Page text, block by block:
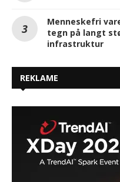
Menneskefri
tegn på langt
infrastruktur
REKLAME